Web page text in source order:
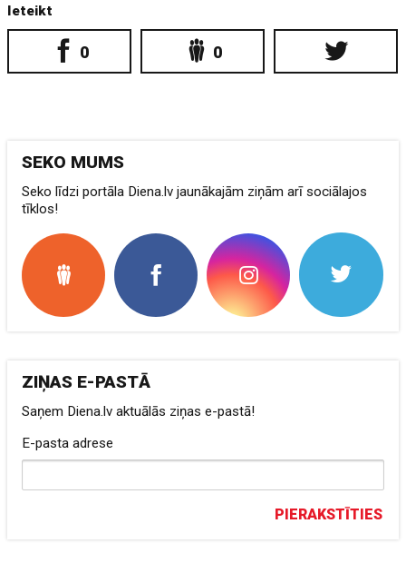
Ieteikt
0 0
SEKO MUMS
Seko līdzi portāla Diena.lv jaunākajām ziņām arī sociālajos
tīklos!
ZIŅAS E-PASTĀ
Saņem Diena.lv aktuālās ziņas e-pastā!
E-pasta adrese
PIERAKSTĪTIES